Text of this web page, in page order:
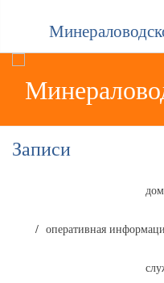
Записи
оперативная